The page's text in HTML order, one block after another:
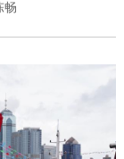
畅